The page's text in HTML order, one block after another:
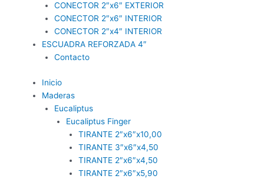
CONECTOR 2″x6″ EXTERIOR
CONECTOR 2″x6″ INTERIOR
CONECTOR 2″x4″ INTERIOR
ESCUADRA REFORZADA 4″
Contacto
Inicio
Maderas
Eucaliptus
Eucaliptus Finger
TIRANTE 2″x6″x10,00
TIRANTE 3″x6″x4,50
TIRANTE 2″x6″x4,50
TIRANTE 2″x6″x5,90